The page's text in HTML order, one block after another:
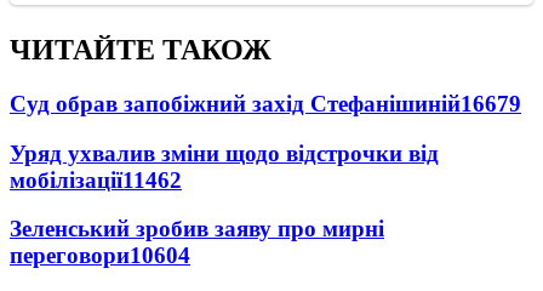
ЧИТАЙТЕ ТАКОЖ
Суд обрав запобіжний захід Стефанішиній16679
Уряд ухвалив зміни щодо відстрочки від
мобілізації11462
Зеленський зробив заяву про мирні
переговори10604